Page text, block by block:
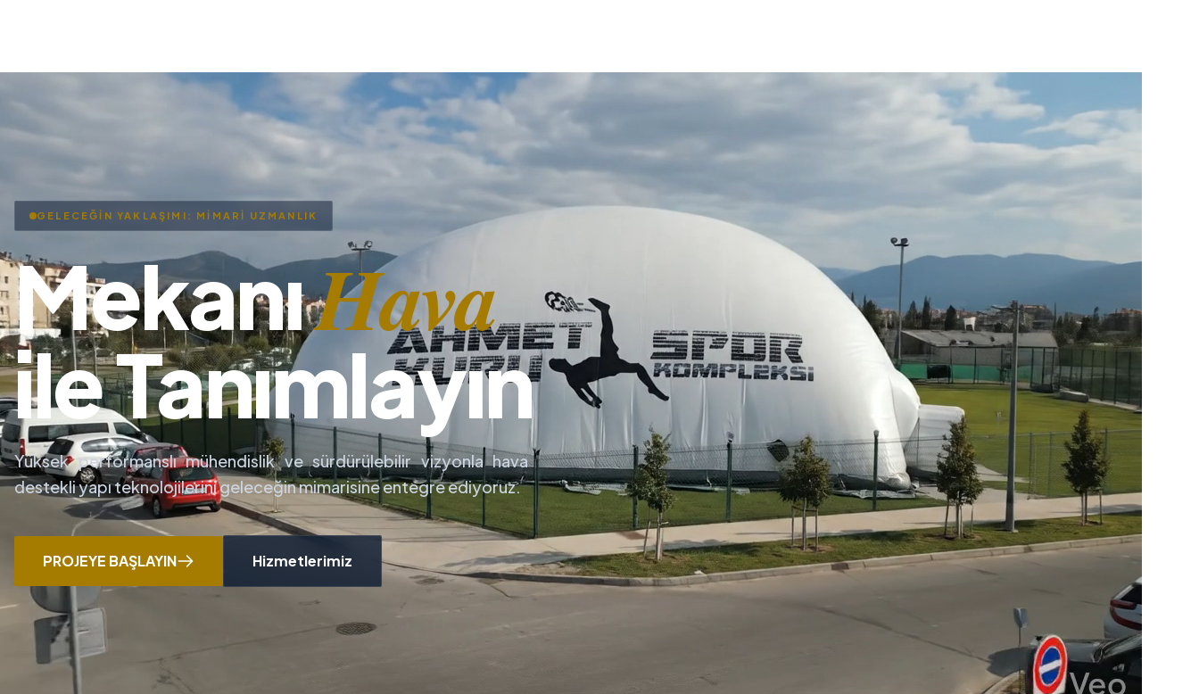
GELECEĞİN YAKLAŞIMI: MİMARİ UZMANLIK
MekanıHava
ile Tanımlayın
Yüksek performanslı mühendislik ve sürdürülebilir vizyonla hava
destekli yapı teknolojilerini geleceğin mimarisine entegre ediyoruz.
PROJEYE BAŞLAYIN Hizmetlerimiz